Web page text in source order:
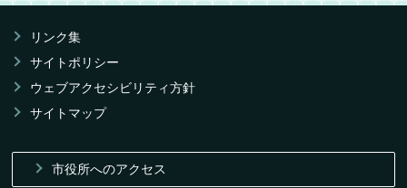
リンク集
サイトポリシー
ウェブアクセシビリティ方針
サイトマップ
市役所へのアクセス